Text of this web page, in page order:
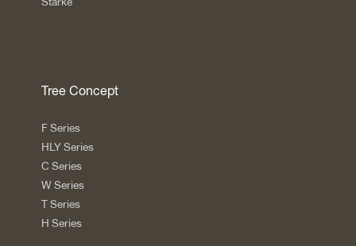
Tree Concept
F Series
HLY Series
C Series
W Series
T Series
H Series